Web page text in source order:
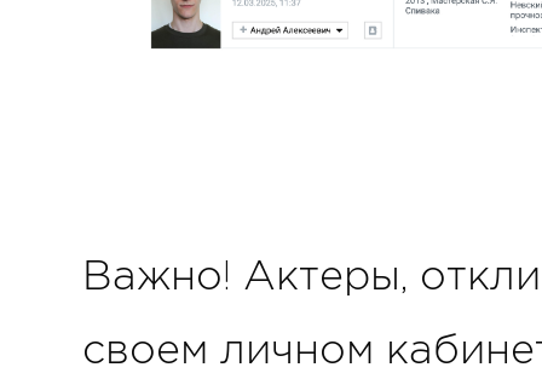
Важно! Актеры,
своем личном